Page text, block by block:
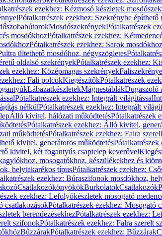
ezekhez: Kézmosó készletek
Pótalkatrészek ezekhez: Szekrénybe
MosdószekrényekPótalkatrészek
mosdókhozPótalkatrészek ezekhez:
Pótalkatrészek ezekhez: Sarok mosdókhoz
ültethető mosdóhoz, négyszögletes
oldalsó szekrényekPótalkatrészek ezekhez:
ezekhez: Középmagas szekrények
Fali polcokKiegészítőkPótalkatrészek
LábazatkészletekMágnestáblákDugaszoló
Pótalkatrészek ezekhez: Integrált világítással
nélkülPótalkatrészek ezekhez: Integrált
Álló kivitel, hálózati működtetésPótalkatrészek
Pótalkatrészek ezekhez: Álló kivitel,
működtetésPótalkatrészek ezekhez: Falra
kivitel, generátoros működtetésPótalkatrészek
kivitel, két fogantyús csaptelep keverővel
mosogatókhoz, készülékekhez és
helytakarékos típusPótalkatrészek ezekhez:
ezekhez: Búraszifonok mosdókhoz,
CsatlakozókönyökökBurkolatokCsatlakozók
ezekhez: Lefolyókészletek mosogató
csatlakozásokPótalkatrészek ezekhez: Mosogató
berendezésekhezPótalkatrészek ezekhez:
szifonokPótalkatrészek ezekhez: Falra szerelt
BűzzárakPótalkatrészek ezekhez: Bűzzárak